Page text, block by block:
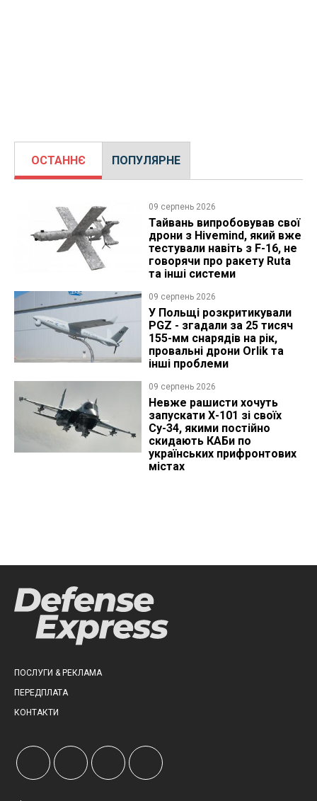
ОСТАННЄ ПОПУЛЯРНЕ
09 серпень 2026
Тайвань випробовував свої
дрони з Hivemind, який вже
тестували навіть з F-16, не
говорячи про ракету Ruta
та інші системи
09 серпень 2026
У Польщі розкритикували
PGZ - згадали за 25 тисяч
155-мм снарядів на рік,
провальні дрони Orlik та
інші проблеми
09 серпень 2026
Невже рашисти хочуть
запускати Х-101 зі своїх
Су-34, якими постійно
скидають КАБи по
українських прифронтових
містах
ПОСЛУГИ & РЕКЛАМА
ПЕРЕДПЛАТА
КОНТАКТИ